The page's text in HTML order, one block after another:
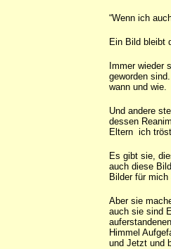
“Wenn ich
Ein Bild bleibt
Immer wieder
geworden
wann und wie.
Und andere
dessen
Eltern ich
Es gibt sie,
auch diese
Bilder für mich
Aber sie
auch sie sind
Himmel
und Jetzt und